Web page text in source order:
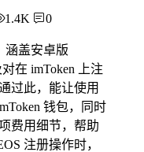
1.4K 0
涵盖安卓版
在 imToken 上注
过此，能让使用
钱包，同时
费用细节，帮助
注册操作时，